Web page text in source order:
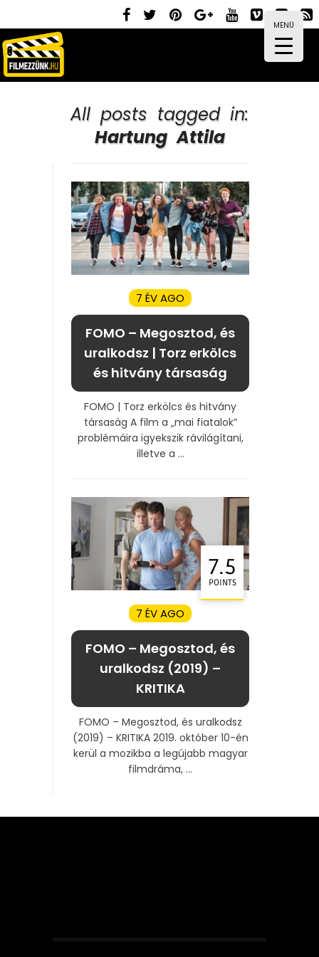
MENÜ
All posts tagged in:
Hartung Attila
7 ÉV AGO
FOMO – Megosztod, és
uralkodsz | Torz erkölcs
és hitvány társaság
FOMO | Torz erkölcs és hitvány
társaság A film a „mai fiatalok”
problémáira igyekszik rávilágítani,
illetve a ...
7.5
POINTS
7 ÉV AGO
FOMO – Megosztod, és
uralkodsz (2019) –
KRITIKA
FOMO – Megosztod, és uralkodsz
(2019) – KRITIKA 2019. október 10-én
kerül a mozikba a legújabb magyar
filmdráma, ...